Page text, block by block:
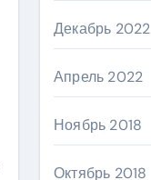
Декабрь 2022
Апрель 2022
Ноябрь 2018
Октябрь 2018